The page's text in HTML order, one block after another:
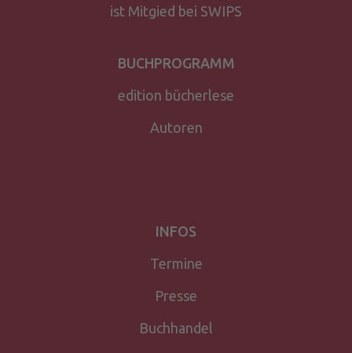
ist Mitgied bei SWIPS
BUCHPROGRAMM
edition bücherlese
Autoren
INFOS
Termine
Presse
Buchhandel